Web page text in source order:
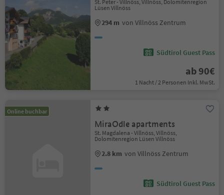
St. Peter - Villnöss, Villnöss, Dolomitenregion
Lüsen Villnöss
294 m von Villnöss Zentrum
Südtirol Guest Pass
ab 90€
1 Nacht / 2 Personen Inkl. MwSt.
Online buchbar
MiraOdle apartments
St. Magdalena - Villnöss, Villnöss,
Dolomitenregion Lüsen Villnöss
2.8 km von Villnöss Zentrum
Südtirol Guest Pass